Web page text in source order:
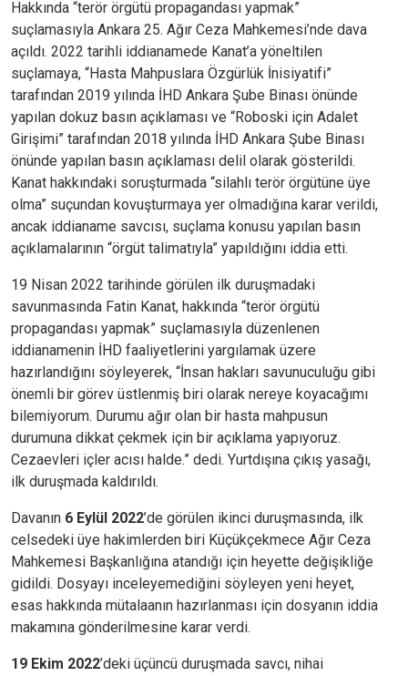
Hakkında “terör örgütü propagandası yapmak”
suçlamasıyla Ankara 25. Ağır Ceza Mahkemesi’nde dava
açıldı. 2022 tarihli iddianamede Kanat’a yöneltilen
suçlamaya, “Hasta Mahpuslara Özgürlük İnisiyatifi”
tarafından 2019 yılında İHD Ankara Şube Binası önünde
yapılan dokuz basın açıklaması ve “Roboski için Adalet
Girişimi” tarafından 2018 yılında İHD Ankara Şube Binası
önünde yapılan basın açıklaması delil olarak gösterildi.
Kanat hakkındaki soruşturmada “silahlı terör örgütüne üye
olma” suçundan kovuşturmaya yer olmadığına karar verildi,
ancak iddianame savcısı, suçlama konusu yapılan basın
açıklamalarının “örgüt talimatıyla” yapıldığını iddia etti.
19 Nisan 2022 tarihinde görülen ilk duruşmadaki
savunmasında Fatin Kanat, hakkında “terör örgütü
propagandası yapmak” suçlamasıyla düzenlenen
iddianamenin İHD faaliyetlerini yargılamak üzere
hazırlandığını söyleyerek, “İnsan hakları savunuculuğu gibi
önemli bir görev üstlenmiş biri olarak nereye koyacağımı
bilemiyorum. Durumu ağır olan bir hasta mahpusun
durumuna dikkat çekmek için bir açıklama yapıyoruz.
Cezaevleri içler acısı halde.” dedi. Yurtdışına çıkış yasağı,
ilk duruşmada kaldırıldı.
Davanın 6 Eylül 2022’de görülen ikinci duruşmasında, ilk
celsedeki üye hakimlerden biri Küçükçekmece Ağır Ceza
Mahkemesi Başkanlığına atandığı için heyette değişikliğe
gidildi. Dosyayı inceleyemediğini söyleyen yeni heyet,
esas hakkında mütalaanın hazırlanması için dosyanın iddia
makamına gönderilmesine karar verdi.
19 Ekim 2022’deki üçüncü duruşmada savcı, nihai